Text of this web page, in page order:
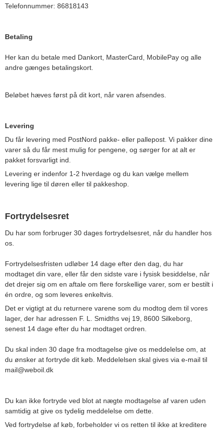
Telefonnummer: 86818143
Betaling
Her kan du betale med Dankort, MasterCard, MobilePay og alle
andre gænges betalingskort.
Beløbet hæves først på dit kort, når varen afsendes.
Levering
Du får levering med PostNord pakke- eller pallepost. Vi pakker dine
varer så du får mest mulig for pengene, og sørger for at alt er
pakket forsvarligt ind.
Levering er indenfor 1-2 hverdage og du kan vælge mellem
levering lige til døren eller til pakkeshop.
Fortrydelsesret
Du har som forbruger 30 dages fortrydelsesret, når du handler hos
os.
Fortrydelsesfristen udløber 14 dage efter den dag, du har
modtaget din vare, eller får den sidste vare i fysisk besiddelse, når
det drejer sig om en aftale om flere forskellige varer, som er bestilt i
én ordre, og som leveres enkeltvis.
Det er vigtigt at du returnere varene som du modtog dem til vores
lager, der har adressen F. L. Smidths vej 19, 8600 Silkeborg,
senest 14 dage efter du har modtaget ordren.
Du skal inden 30 dage fra modtagelse give os meddelelse om, at
du ønsker at fortryde dit køb. Meddelelsen skal gives via e-mail til
mail@weboil.dk
Du kan ikke fortryde ved blot at nægte modtagelse af varen uden
samtidig at give os tydelig meddelelse om dette.
Ved fortrydelse af køb, forbeholder vi os retten til ikke at kreditere